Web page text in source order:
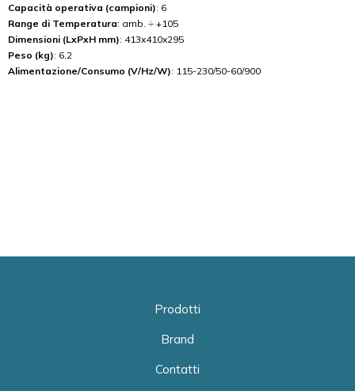
Capacità operativa (campioni): 6
Range di Temperatura: amb. ÷ +105
Dimensioni (LxPxH mm): 413x410x295
Peso (kg): 6,2
Alimentazione/Consumo (V/Hz/W): 115-230/50-60/900
Prodotti
Brand
Contatti